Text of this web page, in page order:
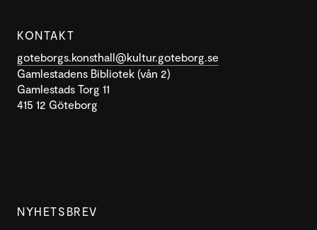
KONTAKT
goteborgs.konsthall@kultur.goteborg.se
Gamlestadens Bibliotek (vån 2)
Gamlestads Torg 11
415 12 Göteborg
NYHETSBREV